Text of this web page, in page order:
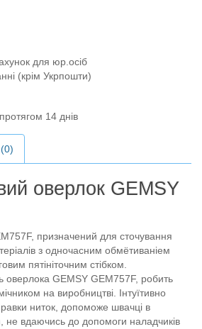
для юр.осіб
(крім Укрпошти)
14 днів
(0)
оверлок GEMSY
призначений для сточування
з одночасним обмётиваніем
пятініточним стібком.
оверлока GEMSY GEM757F, робить
на виробництві. Інтуїтивно
ниток, допоможе швачці в
не вдаючись до допомоги наладчиків